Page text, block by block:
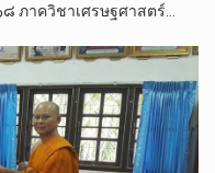
ภาควิชาเศรษฐศาสตร์…